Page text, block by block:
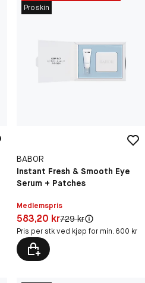
Proskin
BABOR
Instant Fresh & Smooth Eye
Serum + Patches
Medlemspris
Pris: 583,20 kr
583,20 krOriginal pris:
729 kr
Pris per stk ved kjøp for min. 600 kr